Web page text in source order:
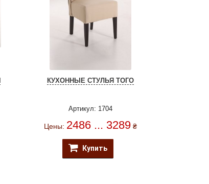
КУХОННЫЕ СТУЛЬЯ ТОГО
Артикул: 1704
Цены: 2486 ... 3289 ₴
Купить